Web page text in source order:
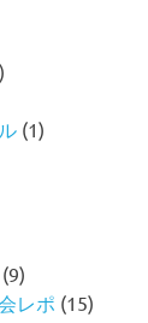
(1)
(9)
レポ (15)